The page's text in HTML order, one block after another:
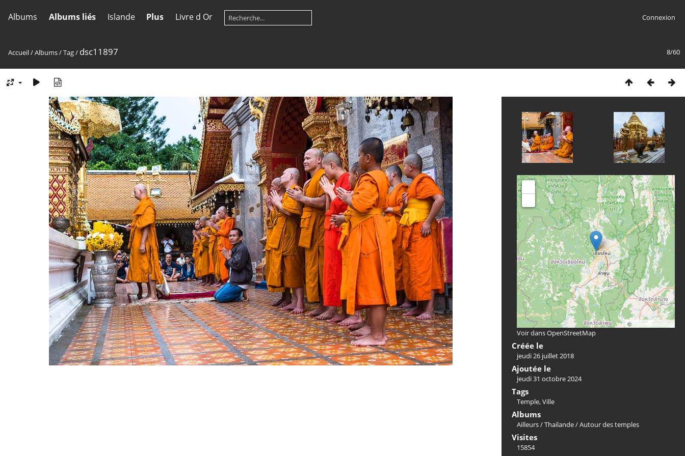
Albums Albums liés Islande Plus Livre d Or Connexion
8/60
Accueil/Albums/Tag/ dsc11897
©OpenStreetMap
Voir dans OpenStreetMap
Créée le
jeudi 26 juillet 2018
Ajoutée le
jeudi 31 octobre 2024
Tags
Temple,Ville
Albums
Ailleurs/Thailande/Autour des temples
Visites
15854